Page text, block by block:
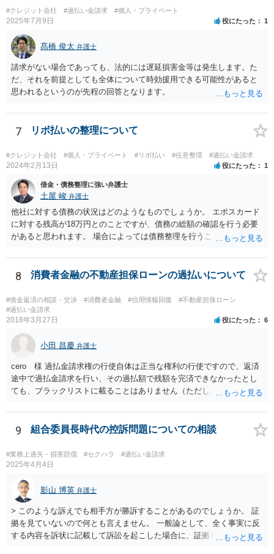
#クレジット会社 #過払い金請求 #個人・プライベート
2025年7月9日 役にたった 1
髙橋 俊太 弁護士
請求がない場合であっても、法的には遅延損害金等は発生します。た
だ、それを前提としても全体について時効援用できる可能性があると
思われるというのが先程の回答となります。
7 リボ払いの整理について
#クレジット会社 #個人・プライベート #リボ払い #任意整理 #過払い金請求
2024年2月13日 役にたった 1
借金・債務整理に強い弁護士
土屋 峻 弁護士
他社に対する債務の状況はどのようなものでしょうか。 エポスカード
に対する残高が18万円とのことですが、債務の総額の確認を行う必要
があると思われます。 場合によっては債務整理を行うことも検討する
8 消費者金融の不動産担保ローンの過払いについて
#借金返済の相談・交渉 #消費者金融 #信用情報回復
#不動産担保ローン
#過払い金請求
2018年3月27日 役にたった 6
小田 昌慶 弁護士
cero 様 過払金請求権の行使自体は正当な権利の行使ですので、返済
途中で過払金請求を行い、その過払額で残額を完済できなかったとし
ても、ブラックリストに載ることはありません（ただし、過払額で完
合は別問題です。）。 また、不動産担保ローンだからといって、過払
金請求ができないというものでもありません。 一般的に、不動産担保
ローンは法定利率内であることが多いため、過払金がない（若しくは
少額である）ということが多いだけであり、利息制限法の限度を超え
ている場合には過払金の請求は可能です。 元本が１００万円以上の場
万円、年利１６％であれば、過払金が発生している可能性はありま
す。 また、不動産担保ローンで問題となるのは、カードローン取引か
ら不動産担保ローンに切り替えている場合であり、この場合にカード
ローン取引と不動産担保ローンを一連の取引として計算できるかとい
う問題があります。 これについて、一連性が否定された裁判例もいく
9 組合委員長時代の控訴問題についての相談
#業務上過失・損害賠償 #セクハラ #過払い金請求
2025年4月4日
影山 博英 弁護士
> このような訴えでも相手方が勝訴することがあるのでしょうか。 証
拠を見ていないので何とも言えません。 一般論として、全く事実に反
する内容を訴状に記載して訴訟を起こした場合に、証拠を巧妙に作出